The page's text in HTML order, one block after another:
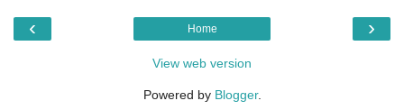
‹ ›
Home
View web version
Powered by Blogger.